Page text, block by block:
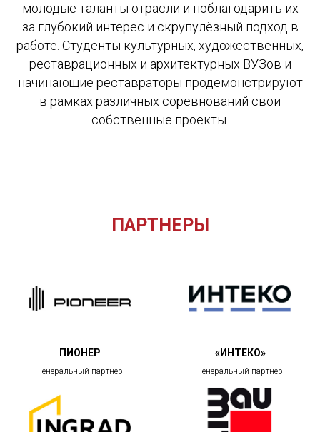
молодые таланты отрасли и поблагодарить их
за глубокий интерес и скрупулёзный подход в
работе. Студенты культурных, художественных,
реставрационных и архитектурных ВУЗов и
начинающие реставраторы продемонстрируют
в рамках различных соревнований свои
собственные проекты.
ПАРТНЕРЫ
ПИОНЕР
Генеральный партнер
«ИНТЕКО»
Генеральный партнер